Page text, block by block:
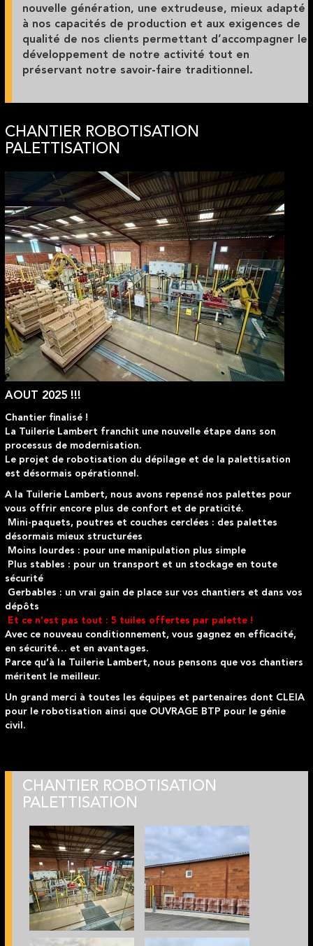
nouvelle génération, une extrudeuse, mieux adapté
à nos capacités de production et aux exigences de
qualité de nos clients permettant d’accompagner le
développement de notre activité tout en
préservant notre savoir-faire traditionnel.
CHANTIER ROBOTISATION
PALETTISATION
AOUT 2025 !!!
Chantier finalisé !
La Tuilerie Lambert franchit une nouvelle étape dans son
processus de modernisation.
Le projet de robotisation du dépilage et de la palettisation
est désormais opérationnel.
A la Tuilerie Lambert, nous avons repensé nos palettes pour
vous offrir encore plus de confort et de praticité.
Mini-paquets, poutres et couches cerclées : des palettes
désormais mieux structurées
Moins lourdes : pour une manipulation plus simple
Plus stables : pour un transport et un stockage en toute
sécurité
Gerbables : un vrai gain de place sur vos chantiers et dans vos
dépôts
Et ce n’est pas tout : 5 tuiles offertes par palette !
Avec ce nouveau conditionnement, vous gagnez en efficacité,
en sécurité… et en avantages.
Parce qu’à la Tuilerie Lambert, nous pensons que vos chantiers
méritent le meilleur.
Un grand merci à toutes les équipes et partenaires dont CLEIA
pour le robotisation ainsi que OUVRAGE BTP pour le génie
civil.
CHANTIER ROBOTISATION
PALETTISATION